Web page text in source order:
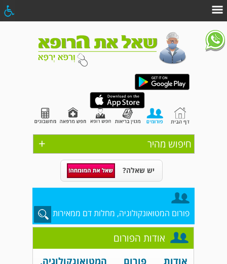
+ חיפוש מהיר
יש שאלה?
פורום המטואונקולוגיה, מחלות דם ממאירות
אודות הפורום
אודות פורום המטואונקולוגיה,